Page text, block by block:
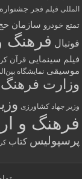
المللی فیلم فجر
تمتع خودرو سازمان
فوتبال فرهنگ
فیلم سینمایی قرآن
موسیقی نمایشگاه
وزارت فرهنگ
وزیر جهاد کشاورزی
فرهنگ و
پرسپولیس کتاب